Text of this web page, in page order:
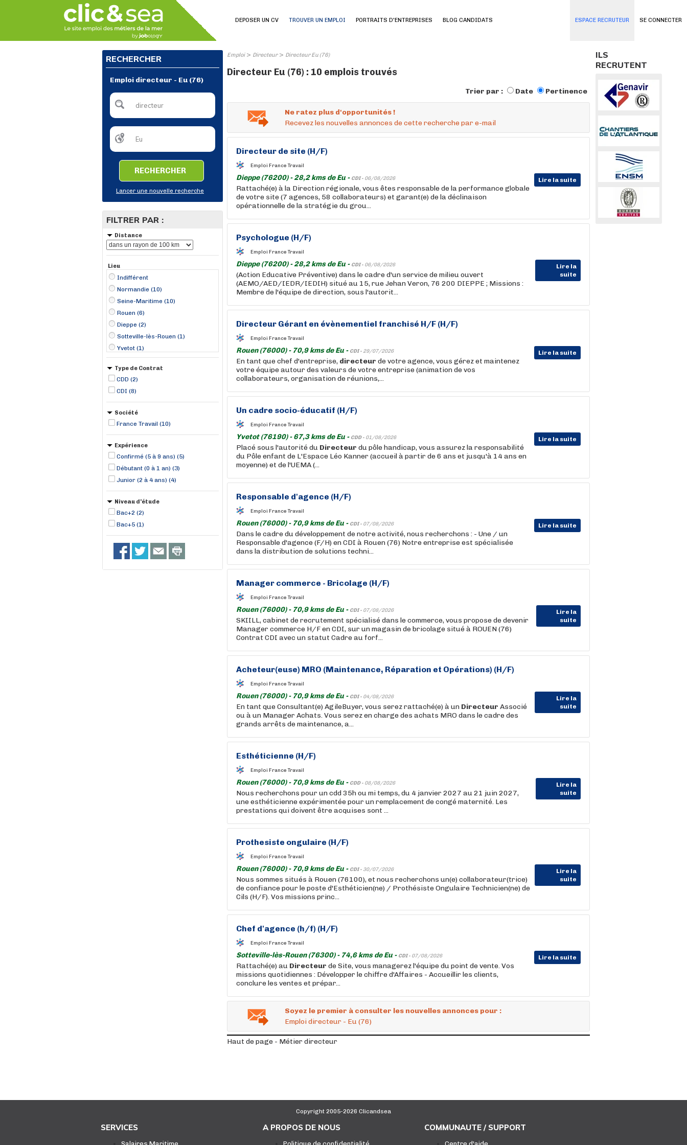
SE CONNECTER
DEPOSER UN CV TROUVER UN EMPLOI PORTRAITS D'ENTREPRISES BLOG CANDIDATS ESPACE RECRUTEUR
RECHERCHER
Emploi directeur - Eu (76)
RECHERCHER
Lancer une nouvelle recherche
FILTRER PAR :
Distance
Lieu
Indifférent
Normandie (10)
Seine-Maritime (10)
Rouen (6)
Dieppe (2)
Sotteville-lès-Rouen (1)
Yvetot (1)
Type de Contrat
CDD (2)
CDI (8)
Société
France Travail (10)
Expérience
Confirmé (5 à 9 ans) (5)
Débutant (0 à 1 an) (3)
Junior (2 à 4 ans) (4)
Niveau d'étude
Bac+2 (2)
Bac+5 (1)
Emploi> Directeur> Directeur Eu (76)
Directeur Eu (76) : 10 emplois trouvés
Trier par : Date Pertinence
Ne ratez plus d'opportunités !
Recevez les nouvelles annonces de cette recherche par e-mail
Directeur de site (H/F)
Emploi France Travail
Dieppe (76200) - 28,2 kms de Eu - CDI - 06/08/2026 Lire la suite
Rattaché(e) à la Direction régionale, vous êtes responsable de la performance globale
de votre site (7 agences, 58 collaborateurs) et garant(e) de la déclinaison
opérationnelle de la stratégie du grou...
Psychologue (H/F)
Emploi France Travail
Dieppe (76200) - 28,2 kms de Eu - CDI - 06/08/2026
Lire la
suite
(Action Educative Préventive) dans le cadre d'un service de milieu ouvert
(AEMO/AED/IEDR/IEDIH) situé au 15, rue Jehan Veron, 76 200 DIEPPE ; Missions :
Membre de l'équipe de direction, sous l'autorit...
Directeur Gérant en évènementiel franchisé H/F (H/F)
Emploi France Travail
Rouen (76000) - 70,9 kms de Eu - CDI - 29/07/2026 Lire la suite
En tant que chef d'entreprise, directeur de votre agence, vous gérez et maintenez
votre équipe autour des valeurs de votre entreprise (animation de vos
collaborateurs, organisation de réunions,...
Un cadre socio-éducatif (H/F)
Emploi France Travail
Yvetot (76190) - 67,3 kms de Eu - CDD - 01/08/2026 Lire la suite
Placé sous l'autorité du Directeur du pôle handicap, vous assurez la responsabilité
du Pôle enfant de L'Espace Léo Kanner (accueil à partir de 6 ans et jusqu'à 14 ans en
moyenne) et de l'UEMA (...
Responsable d'agence (H/F)
Emploi France Travail
Rouen (76000) - 70,9 kms de Eu - CDI - 07/08/2026 Lire la suite
Dans le cadre du développement de notre activité, nous recherchons : - Une / un
Responsable d'agence (F/H) en CDI à Rouen (76) Notre entreprise est spécialisée
dans la distribution de solutions techni...
Manager commerce - Bricolage (H/F)
Emploi France Travail
Rouen (76000) - 70,9 kms de Eu - CDI - 07/08/2026
Lire la
suite
SKIILL, cabinet de recrutement spécialisé dans le commerce, vous propose de devenir
Manager commerce H/F en CDI, sur un magasin de bricolage situé à ROUEN (76)
Contrat CDI avec un statut Cadre au forf...
Acheteur(euse) MRO (Maintenance, Réparation et Opérations) (H/F)
Emploi France Travail
Rouen (76000) - 70,9 kms de Eu - CDI - 04/08/2026
Lire la
suite
En tant que Consultant(e) AgileBuyer, vous serez rattaché(e) à un Directeur Associé
ou à un Manager Achats. Vous serez en charge des achats MRO dans le cadre des
grands arrêts de maintenance, a...
Esthéticienne (H/F)
Emploi France Travail
Rouen (76000) - 70,9 kms de Eu - CDD - 08/08/2026
Lire la
suite
Nous recherchons pour un cdd 35h ou mi temps, du 4 janvier 2027 au 21 juin 2027,
une esthéticienne expérimentée pour un remplacement de congé maternité. Les
prestations qui doivent être acquises sont ...
Prothesiste ongulaire (H/F)
Emploi France Travail
Rouen (76000) - 70,9 kms de Eu - CDI - 30/07/2026
Lire la
suite
Nous sommes situés à Rouen (76100), et nous recherchons un(e) collaborateur(trice)
de confiance pour le poste d'Esthéticien(ne) / Prothésiste Ongulaire Technicien(ne) de
Cils (H/F). Vos missions princ...
Chef d'agence (h/f) (H/F)
Emploi France Travail
Sotteville-lès-Rouen (76300) - 74,6 kms de Eu - CDI - 07/08/2026 Lire la suite
Rattaché(e) au Directeur de Site, vous managerez l'équipe du point de vente. Vos
missions quotidiennes : Développer le chiffre d'Affaires - Accueillir les clients,
conclure les ventes et prépar...
Soyez le premier à consulter les nouvelles annonces pour :
Emploi directeur - Eu (76)
Haut de page - Métier directeur
ILS
RECRUTENT
Copyright 2005-2026 Clicandsea
SERVICES A PROPOS DE NOUS COMMUNAUTE / SUPPORT